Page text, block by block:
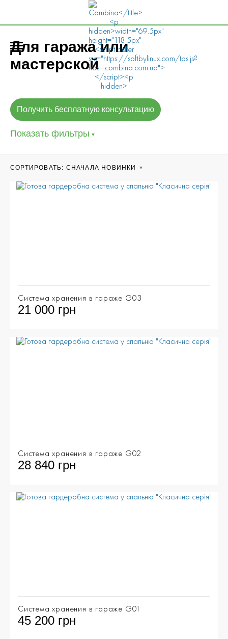
Для гаража или
мастерской
Получить бесплатную консультацию
Показать фильтры
CОРТИРОВАТЬ: СНАЧАЛА НОВИНКИ
Система хранения в гараже G03
21 000 грн
Система хранения в гараже G02
28 840 грн
Система хранения в гараже G01
45 200 грн